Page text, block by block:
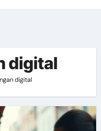
digital
digital